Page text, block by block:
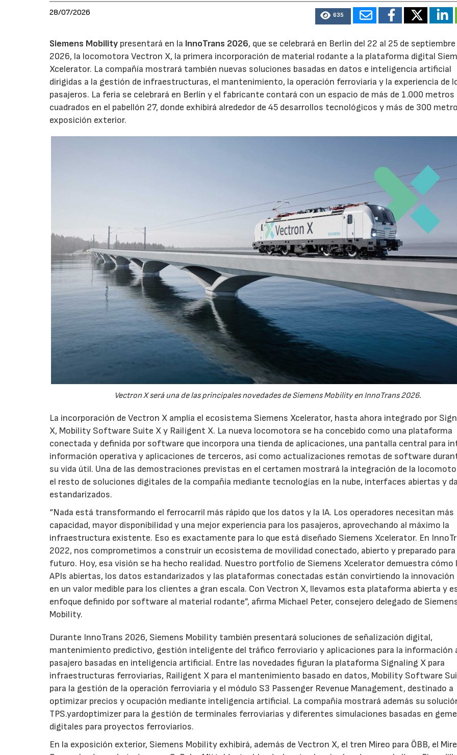
28/07/2026 635
Siemens Mobility presentará en la InnoTrans 2026, que se celebrará en Berlin del 22 al 25 de septiembre
2026, la locomotora Vectron X, la primera incorporación de material rodante a la plataforma digital
Xcelerator. La compañía mostrará también nuevas soluciones basadas en datos e inteligencia artificial
dirigidas a la gestión de infraestructuras, el mantenimiento, la operación ferroviaria y la experiencia de
pasajeros. La feria se celebrará en Berlín y el fabricante contará con un espacio de más de 1.000 metros
cuadrados en el pabellón 27, donde exhibirá alrededor de 45 desarrollos tecnológicos y más de 300
exposición exterior.
Vectron X será una de las principales novedades de Siemens Mobility en InnoTrans 2026.
La incorporación de Vectron X amplía el ecosistema Siemens Xcelerator, hasta ahora integrado por
X, Mobility Software Suite X y Railigent X. La nueva locomotora se ha concebido como una plataforma
conectada y definida por software que incorpora una tienda de aplicaciones, una pantalla central para
información operativa y aplicaciones de terceros, así como actualizaciones remotas de software
su vida útil. Una de las demostraciones previstas en el certamen mostrará la integración de la
el resto de soluciones digitales de la compañía mediante tecnologías en la nube, interfaces abiertas y
estandarizados.
“Nada está transformando el ferrocarril más rápido que los datos y la IA. Los operadores necesitan más
capacidad, mayor disponibilidad y una mejor experiencia para los pasajeros, aprovechando al máximo la
infraestructura existente. Eso es exactamente para lo que está diseñado Siemens Xcelerator. En
2022, nos comprometimos a construir un ecosistema de movilidad conectado, abierto y preparado para
futuro. Hoy, esa visión se ha hecho realidad. Nuestro portfolio de Siemens Xcelerator demuestra cómo
APIs abiertas, los datos estandarizados y las plataformas conectadas están convirtiendo la innovación
en un valor medible para los clientes a gran escala. Con Vectron X, llevamos esta plataforma abierta y
enfoque definido por software al material rodante”, afirma Michael Peter, consejero delegado de
Mobility.
Durante InnoTrans 2026, Siemens Mobility también presentará soluciones de señalización digital,
mantenimiento predictivo, gestión inteligente del tráfico ferroviario y aplicaciones para la información
pasajero basadas en inteligencia artificial. Entre las novedades figuran la plataforma Signaling X para
infraestructuras ferroviarias, Railigent X para el mantenimiento basado en datos, Mobility Software
para la gestión de la operación ferroviaria y el módulo S3 Passenger Revenue Management, destinado a
optimizar precios y ocupación mediante inteligencia artificial. La compañía mostrará además su
TPS.yardoptimizer para la gestión de terminales ferroviarias y diferentes simulaciones basadas en
digitales para proyectos ferroviarios.
En la exposición exterior, Siemens Mobility exhibirá, además de Vectron X, el tren Mireo para ÖBB, el